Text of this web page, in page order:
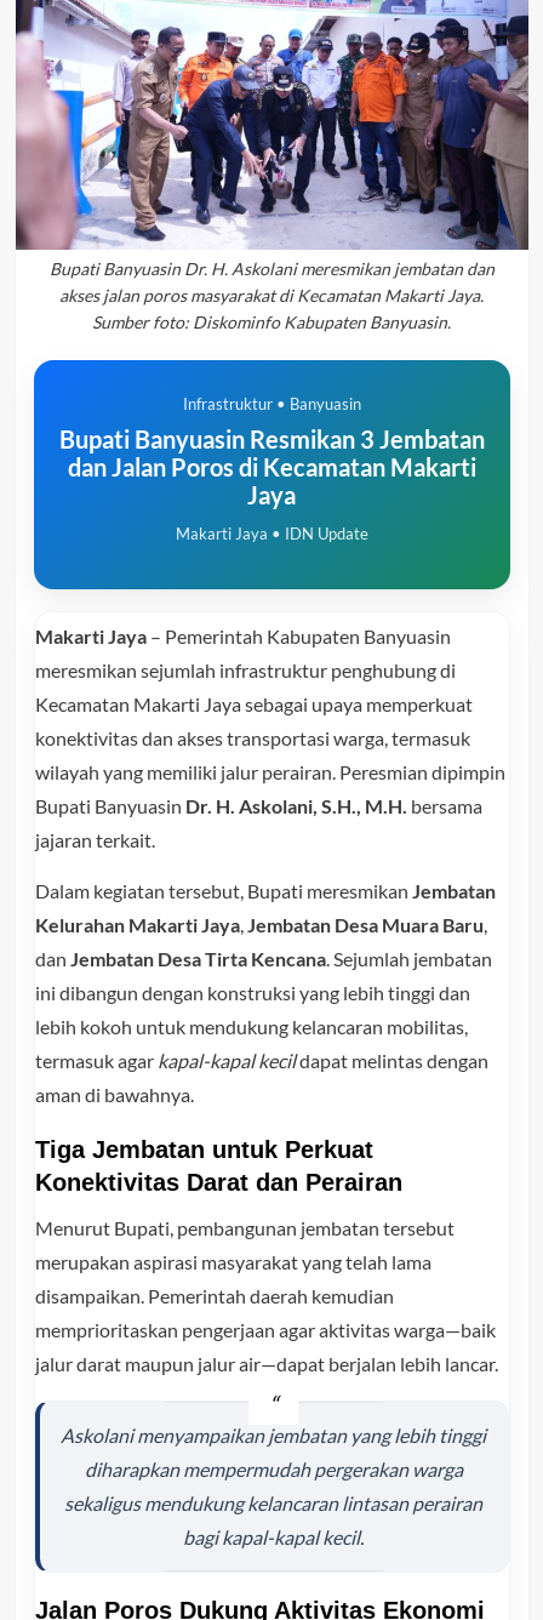
Bupati Banyuasin Dr. H. Askolani meresmikan jembatan dan
akses jalan poros masyarakat di Kecamatan Makarti Jaya.
Sumber foto: Diskominfo Kabupaten Banyuasin.
Infrastruktur • Banyuasin
Bupati Banyuasin Resmikan 3 Jembatan
dan Jalan Poros di Kecamatan Makarti
Jaya
Makarti Jaya • IDN Update
Makarti Jaya– Pemerintah Kabupaten Banyuasin
meresmikan sejumlah infrastruktur penghubung di
Kecamatan Makarti Jaya sebagai upaya memperkuat
konektivitas dan akses transportasi warga, termasuk
wilayah yang memiliki jalur perairan. Peresmian dipimpin
Bupati Banyuasin Dr. H. Askolani, S.H., M.H. bersama
jajaran terkait.
Dalam kegiatan tersebut, Bupati meresmikan Jembatan
Kelurahan Makarti Jaya, Jembatan Desa Muara Baru
dan Jembatan Desa Tirta Kencana. Sejumlah jembatan
ini dibangun dengan konstruksi yang lebih tinggi dan
lebih kokoh untuk mendukung kelancaran mobilitas,
termasuk agar kapal-kapal kecildapat melintas dengan
aman di bawahnya.
Tiga Jembatan untuk Perkuat
Konektivitas Darat dan Perairan
Menurut Bupati, pembangunan jembatan tersebut
merupakan aspirasi masyarakat yang telah lama
disampaikan. Pemerintah daerah kemudian
memprioritaskan pengerjaan agar aktivitas warga—baik
jalur darat maupun jalur air—dapat berjalan lebih lancar.
Askolani menyampaikan jembatan yang lebih tinggi
diharapkan mempermudah pergerakan warga
sekaligus mendukung kelancaran lintasan perairan
bagi kapal-kapal kecil.
Jalan Poros Dukung Aktivitas Ekonomi